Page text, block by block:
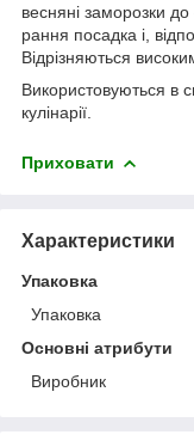
весняні заморозки
рання посадка і,
Відрізняються
Використовуються в
кулінарії.
Приховати
Характеристики
Упаковка
Упаковка
Основні атрибути
Виробник